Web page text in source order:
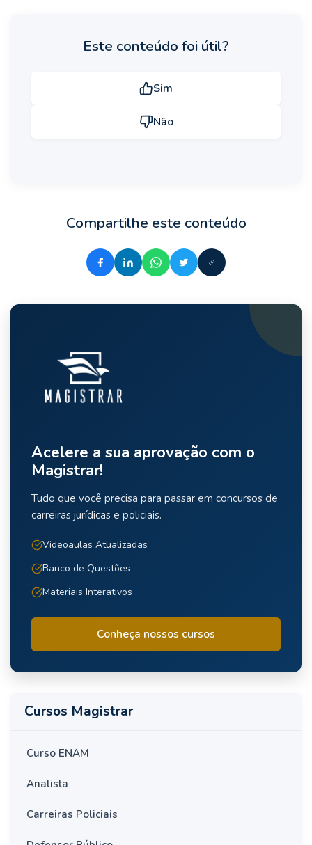
Este conteúdo foi útil?
Sim
Não
Compartilhe este conteúdo
Acelere a sua aprovação com o
Magistrar!
Tudo que você precisa para passar em concursos de
carreiras jurídicas e policiais.
Videoaulas Atualizadas
Banco de Questões
Materiais Interativos
Conheça nossos cursos
Cursos Magistrar
Curso ENAM
Analista
Carreiras Policiais